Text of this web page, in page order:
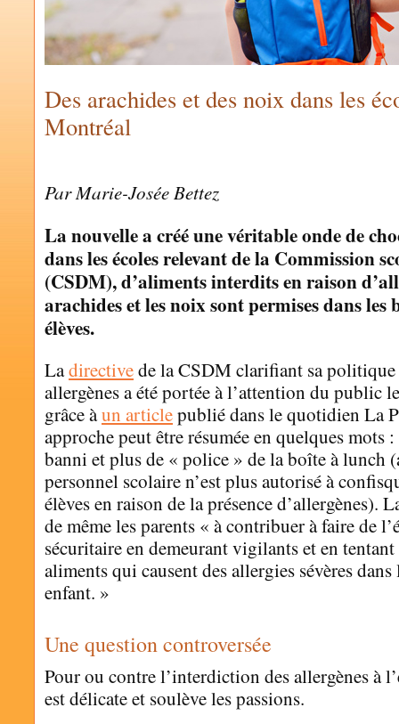
Des arachides et des noix dans les
Montréal
Par Marie-Josée Bettez
La nouvelle a créé une véritable onde de
dans les écoles relevant de la Commission
(CSDM), d’aliments interdits en raison
arachides et les noix sont permises dans les
élèves.
Ladirectivede la CSDM clarifiant sa politique
allergènes a été portée à l’attention du public
grâce àun articlepublié dans le quotidien La
approche peut être résumée en quelques mots
banni et plus de « police » de la boîte à lunch
personnel scolaire n’est plus autorisé à
élèves en raison de la présence d’allergènes).
de même les parents « à contribuer à faire de
sécuritaire en demeurant vigilants et en tentant
aliments qui causent des allergies sévères
enfant. »
Une question controversée
Pour ou contre l’interdiction des allergènes à
est délicate et soulève les passions.